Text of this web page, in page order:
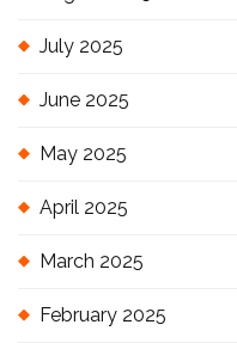
July 2025
June 2025
May 2025
April 2025
March 2025
February 2025